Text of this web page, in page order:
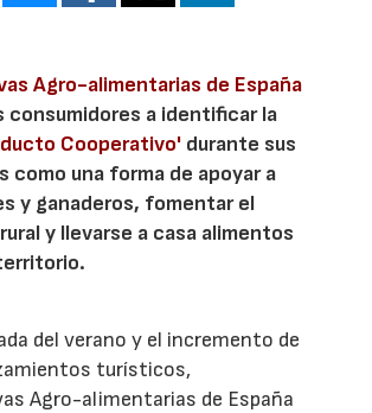
Agro-alimentarias de España
consumidores a identificar la
Cooperativo' durante sus
como una forma de apoyar a
y ganaderos, fomentar el
y llevarse a casa alimentos
del verano y el incremento de
turísticos,
Agro-alimentarias de España